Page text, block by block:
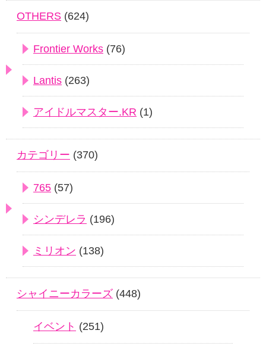
OTHERS (624)
Frontier Works (76)
Lantis (263)
アイドルマスター.KR (1)
カテゴリー (370)
765 (57)
シンデレラ (196)
ミリオン (138)
シャイニーカラーズ (448)
イベント (251)